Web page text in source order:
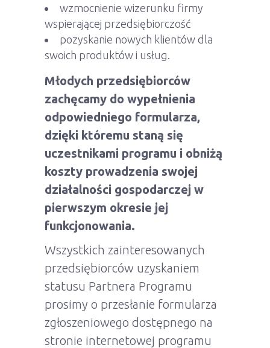
wzmocnienie wizerunku firmy
wspierającej przedsiębiorczość
pozyskanie nowych klientów dla
swoich produktów i usług.
Młodych przedsiębiorców
zachęcamy do wypełnienia
odpowiedniego formularza,
dzięki któremu staną się
uczestnikami programu i obniżą
koszty prowadzenia swojej
działalności gospodarczej w
pierwszym okresie jej
funkcjonowania.
Wszystkich zainteresowanych
przedsiębiorców uzyskaniem
statusu Partnera Programu
prosimy o przesłanie formularza
zgłoszeniowego dostępnego na
stronie internetowej programu